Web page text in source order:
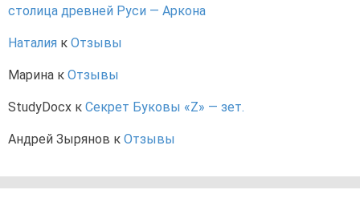
столица древней Руси — Аркона
Наталия к Отзывы
Марина к Отзывы
StudyDocx к Секрет Буковы «Z» — зет.
Андрей Зырянов к Отзывы